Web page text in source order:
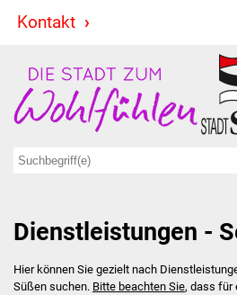
Kontakt
Stadt
Dienstleistungen -
Hier können Sie gezielt nach
Süßen suchen. Bitte beachten Sie, dass für